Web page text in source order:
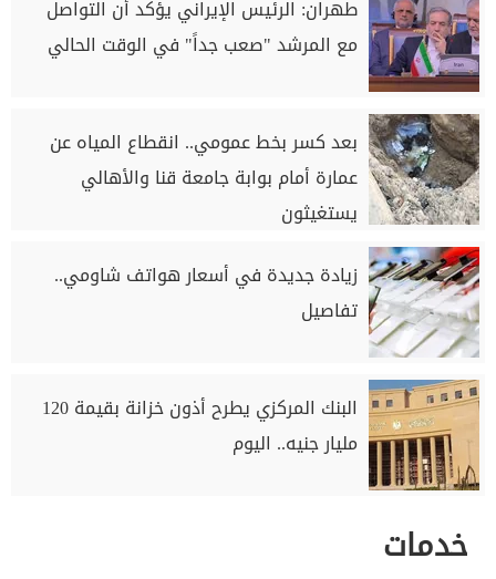
طهران: الرئيس الإيراني يؤكد أن التواصل
مع المرشد "صعب جداً" في الوقت الحالي
بعد كسر بخط عمومي.. انقطاع المياه عن
عمارة أمام بوابة جامعة قنا والأهالي
يستغيثون
زيادة جديدة في أسعار هواتف شاومي..
تفاصيل
البنك المركزي يطرح أذون خزانة بقيمة 120
مليار جنيه.. اليوم
خدمات